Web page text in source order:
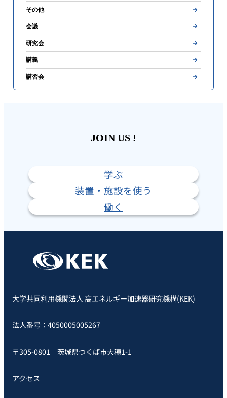
その他
会議
研究会
講義
講習会
JOIN US !
学ぶ
装置・施設を使う
働く
大学共同利用機関法人 高エネルギー加速器研究機構(KEK)
法人番号：4050005005267
〒305-0801 茨城県つくば市大穂1-1
アクセス